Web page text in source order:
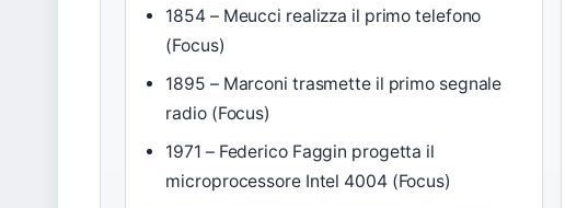
1854 – Meucci realizza il primo telefono
(Focus)
1895 – Marconi trasmette il primo segnale
radio (Focus)
1971 – Federico Faggin progetta il
microprocessore Intel 4004 (Focus)